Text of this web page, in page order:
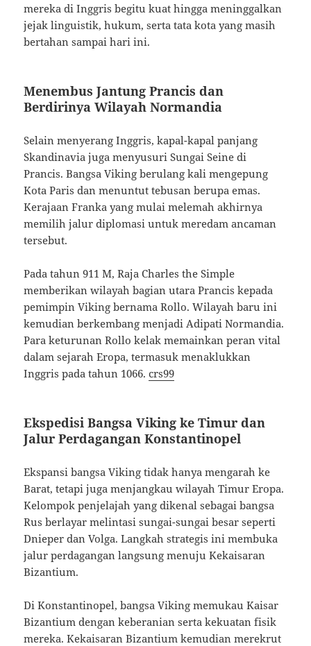
mereka di Inggris begitu kuat hingga meninggalkan
jejak linguistik, hukum, serta tata kota yang masih
bertahan sampai hari ini.
Menembus Jantung Prancis dan
Berdirinya Wilayah Normandia
Selain menyerang Inggris, kapal-kapal panjang
Skandinavia juga menyusuri Sungai Seine di
Prancis. Bangsa Viking berulang kali mengepung
Kota Paris dan menuntut tebusan berupa emas.
Kerajaan Franka yang mulai melemah akhirnya
memilih jalur diplomasi untuk meredam ancaman
tersebut.
Pada tahun 911 M, Raja Charles the Simple
memberikan wilayah bagian utara Prancis kepada
pemimpin Viking bernama Rollo. Wilayah baru ini
kemudian berkembang menjadi Adipati Normandia.
Para keturunan Rollo kelak memainkan peran vital
dalam sejarah Eropa, termasuk menaklukkan
Inggris pada tahun 1066.crs99
Ekspedisi Bangsa Viking ke Timur dan
Jalur Perdagangan Konstantinopel
Ekspansi bangsa Viking tidak hanya mengarah ke
Barat, tetapi juga menjangkau wilayah Timur Eropa.
Kelompok penjelajah yang dikenal sebagai bangsa
Rus berlayar melintasi sungai-sungai besar seperti
Dnieper dan Volga. Langkah strategis ini membuka
jalur perdagangan langsung menuju Kekaisaran
Bizantium.
Di Konstantinopel, bangsa Viking memukau Kaisar
Bizantium dengan keberanian serta kekuatan fisik
mereka. Kekaisaran Bizantium kemudian merekrut